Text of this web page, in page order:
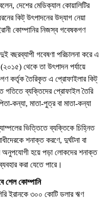
দেশের মেডিক্যাল কোয়ালিটির
কিট্ উৎপাদনের উদ্যাগ নেয়া
কোম্পানির নিজস্ব গবেষকগণ
বছরব্যাপী গবেষণা পরিচালনা করে এ
থেকে তা উৎপাদন পর্যায়ে
কর্তৃক তৈরিকৃত এ প্রোফাইলার কিট্
গতিতে ব্যক্তিদের প্রোফাইল তৈরি
কন্যা, মাতা-পুত্র বা মাতা-কন্যা
ভিত্তিতে ব্যক্তিকে চিহ্নিত
শনাক্ত করণে, দুর্ঘটনা বা
অনুপযোগী হয়ে পড়া লোকদের শনাক্ত
করা যেতে পারে।
শেল কোম্পানি
ইরানকে ৩০০ কোটি ডলার ঋণ